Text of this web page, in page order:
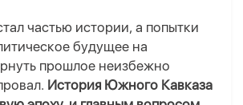
частью истории, а попытки
будущее на
прошлое неизбежно
История Южного Кавказа